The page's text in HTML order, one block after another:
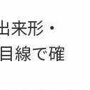
来形・
線で確